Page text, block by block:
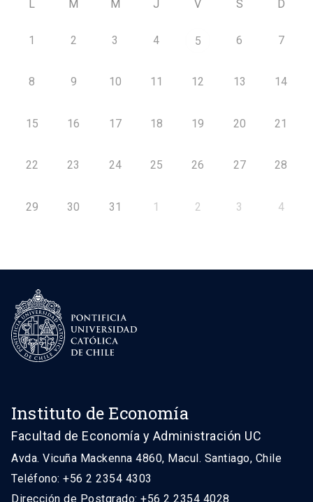
L M M J V S D
1 2 3 4 5 6 7
8 9 10 11 12 13 14
15 16 17 18 19 20 21
22 23 24 25 26 27 28
29 30 31 1 2 3 4
Instituto de Economía
Facultad de Economía y Administración UC
Avda. Vicuña Mackenna 4860, Macul. Santiago, Chile
Teléfono: +56 2 2354 4303
Dirección de Postgrado: +56 2 2354 4028